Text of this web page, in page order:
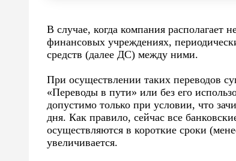
В случае, когда компания располагает
финансовых учреждениях,
средств (далее ДС) между ними.
При осуществлении таких переводов
«Переводы в пути» или без его
допустимо только при условии, что
дня. Как правило, сейчас все
осуществляются в короткие сроки
увеличивается.